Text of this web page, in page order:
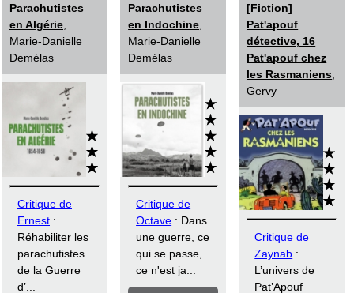
Thématiques
Parachutistes
en Algérie
Marie-Danielle
Demélas
Critique de
Ernest :
Réhabiliter les
parachutistes
de la Guerre
d’...
Parachutistes
en Indochine
Marie-Danielle
Demélas
Critique de
Octave : Dans
une guerre, ce
qui se passe,
ce n'est ja...
[Fiction]
Pat'apouf
détective, 16
Pat'apouf chez
les Rasmaniens
Gervy
Critique de
Zaynab :
L’univers de
Pat’Apouf